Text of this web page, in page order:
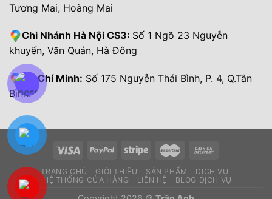
Tương Mai, Hoàng Mai
Chi Nhánh Hà Nội CS3: Số 1 Ngõ 23 Nguyễn
khuyến, Văn Quán, Hà Đông
Hồ Chí Minh: Số 175 Nguyễn Thái Bình, P. 4, Q.Tân
Bình.
TRANG CHỦ GIỚI THIỆU SẢN PHẨM
DỊCH VỤ
HỆ THỐNG CỬA HÀNG
LIÊN HỆ BLOG DỊCH VỤ